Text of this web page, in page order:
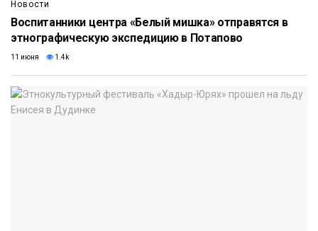
Новости
Воспитанники центра «Белый мишка» отправятся в
этнографическую экспедицию в Потапово
11 июня 1.4k